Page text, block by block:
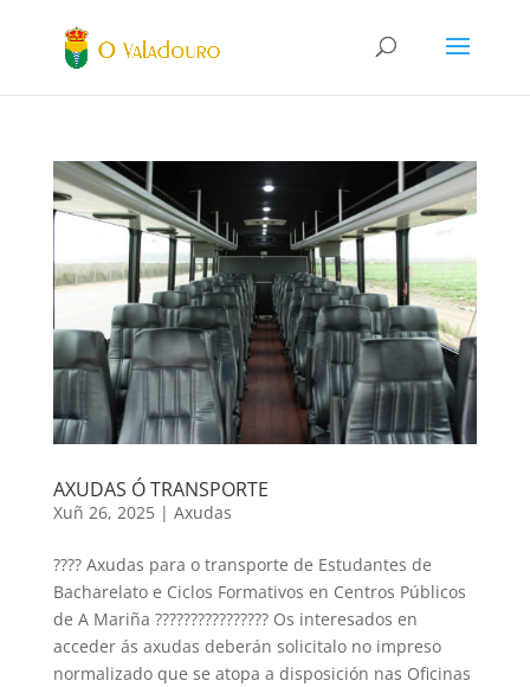
AXUDAS Ó TRANSPORTE
Xuñ 26, 2025| Axudas
???? Axudas para o transporte de Estudantes de
Bacharelato e Ciclos Formativos en Centros Públicos
de A Mariña ????‍????????‍???? Os interesados en
acceder ás axudas deberán solicitalo no impreso
normalizado que se atopa a disposición nas Oficinas